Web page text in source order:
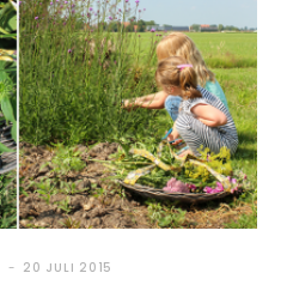
20 JULI 2015